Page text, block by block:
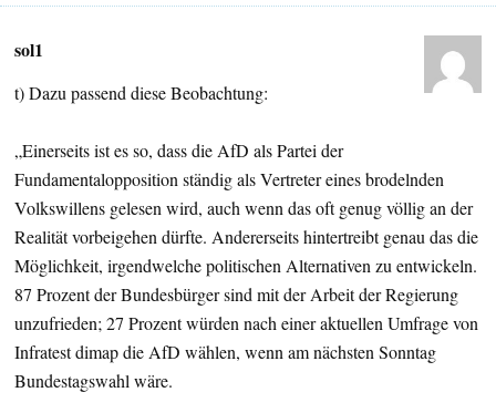
sol1
t) Dazu passend diese Beobachtung:
„Einerseits ist es so, dass die AfD als Partei der
Fundamentalopposition ständig als Vertreter eines brodelnden
Volkswillens gelesen wird, auch wenn das oft genug völlig an der
Realität vorbeigehen dürfte. Andererseits hintertreibt genau das die
Möglichkeit, irgendwelche politischen Alternativen zu entwickeln.
87 Prozent der Bundesbürger sind mit der Arbeit der Regierung
unzufrieden; 27 Prozent würden nach einer aktuellen Umfrage von
Infratest dimap die AfD wählen, wenn am nächsten Sonntag
Bundestagswahl wäre.